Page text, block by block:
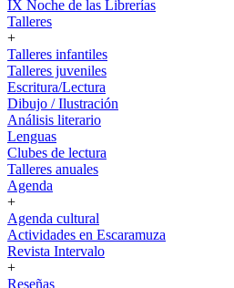
IX Noche de las Librerías
Talleres
+
Talleres infantiles
Talleres juveniles
Escritura/Lectura
Dibujo / Ilustración
Análisis literario
Lenguas
Clubes de lectura
Talleres anuales
Agenda
+
Agenda cultural
Actividades en Escaramuza
Revista Intervalo
+
Reseñas